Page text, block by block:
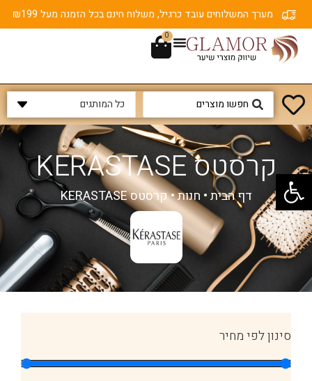
פתח סרגל נגישות
מערך המשלוחים עובד כרגיל, משלוח חינם בכל הזמנה מעל ₪199
0
קרסטס KERASTASE
דף הבית• חנות•קרסטס KERASTASE
סינון לפי מחיר